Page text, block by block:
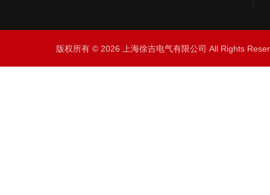
版权所有 © 2026 上海徐吉电气有限公司 All Rights